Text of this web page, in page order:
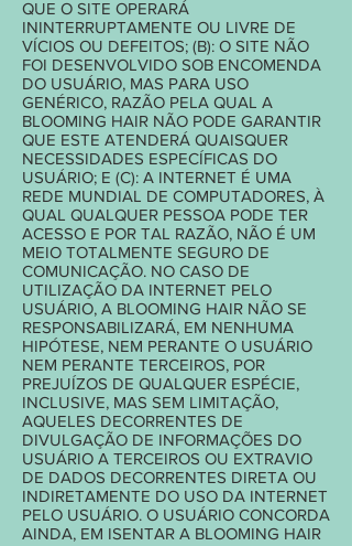
QUE O SITE OPERARÁ
ININTERRUPTAMENTE OU LIVRE DE
VÍCIOS OU DEFEITOS; (B): O SITE NÃO
FOI DESENVOLVIDO SOB ENCOMENDA
DO USUÁRIO, MAS PARA USO
GENÉRICO, RAZÃO PELA QUAL A
BLOOMING HAIR NÃO PODE GARANTIR
QUE ESTE ATENDERÁ QUAISQUER
NECESSIDADES ESPECÍFICAS DO
USUÁRIO; E (C): A INTERNET É UMA
REDE MUNDIAL DE COMPUTADORES, À
QUAL QUALQUER PESSOA PODE TER
ACESSO E POR TAL RAZÃO, NÃO É UM
MEIO TOTALMENTE SEGURO DE
COMUNICAÇÃO. NO CASO DE
UTILIZAÇÃO DA INTERNET PELO
USUÁRIO, A BLOOMING HAIR NÃO SE
RESPONSABILIZARÁ, EM NENHUMA
HIPÓTESE, NEM PERANTE O USUÁRIO
NEM PERANTE TERCEIROS, POR
PREJUÍZOS DE QUALQUER ESPÉCIE,
INCLUSIVE, MAS SEM LIMITAÇÃO,
AQUELES DECORRENTES DE
DIVULGAÇÃO DE INFORMAÇÕES DO
USUÁRIO A TERCEIROS OU EXTRAVIO
DE DADOS DECORRENTES DIRETA OU
INDIRETAMENTE DO USO DA INTERNET
PELO USUÁRIO. O USUÁRIO CONCORDA
AINDA, EM ISENTAR A BLOOMING HAIR